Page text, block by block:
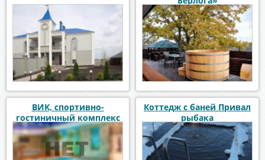
ВИК, спортивно-
гостиничный комплекс
Коттедж с баней Привал
рыбака